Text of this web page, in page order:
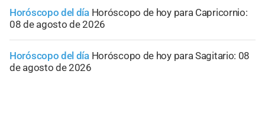
Horóscopo del día Horóscopo de hoy para Capricornio:
08 de agosto de 2026
Horóscopo del día Horóscopo de hoy para Sagitario: 08
de agosto de 2026